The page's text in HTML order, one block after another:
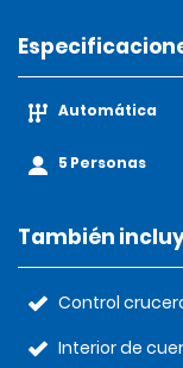
Automática
5 Personas
También
Control
Interior de